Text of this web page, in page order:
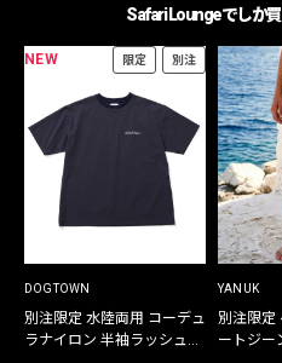
Safari Loungeでしか
NEW 限定 別注
DOGTOWN
別注限定 水陸両用 コーデュ
ラナイロン 半袖ラッシュガ
YANUK
別注限定
ートジー